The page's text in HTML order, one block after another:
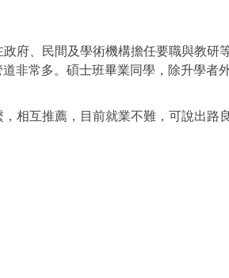
府、民間及學術機構擔任要職與教研
非常多。碩士班畢業同學，除升學者
相互推薦，目前就業不難，可說出路